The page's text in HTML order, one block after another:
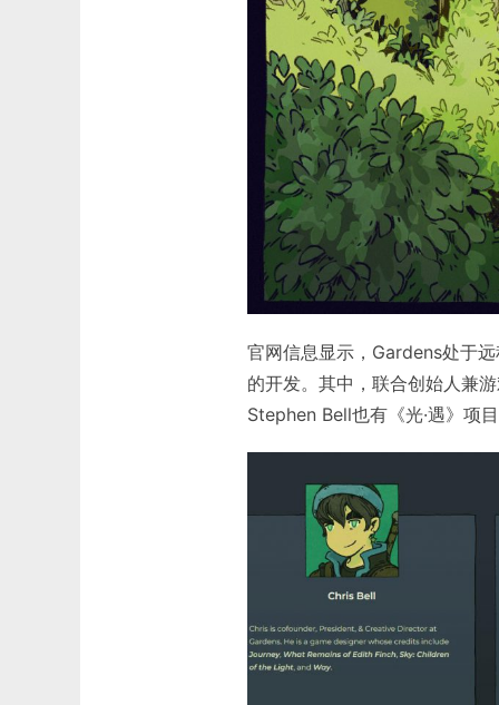
官网信息显示，Gardens处于
的开发。其中，联合创始人兼
Stephen Bell也有《光·遇》项